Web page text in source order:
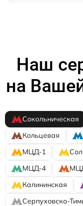
Наш
на
Сокольническая
Кольцевая
МЦД-1
МЦД-4
Калининская
Серпуховско-